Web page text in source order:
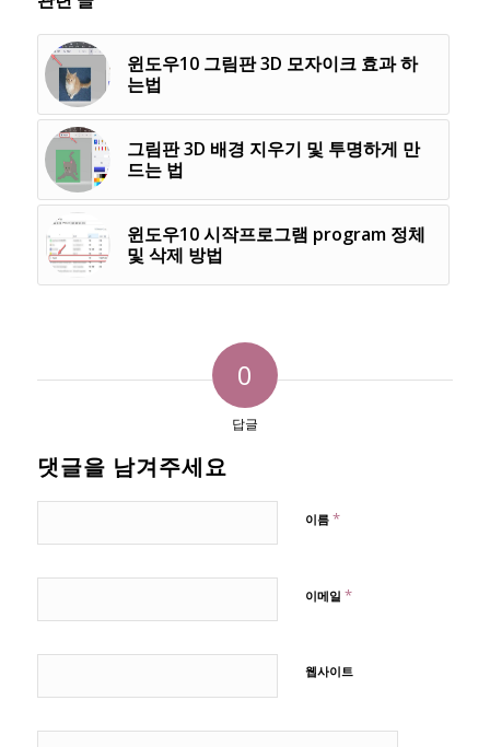
윈도우10 그림판 3D 모자이크 효과 하
는법
그림판 3D 배경 지우기 및 투명하게 만
드는 법
윈도우10 시작프로그램 program 정체
및 삭제 방법
0
답글
댓글을 남겨주세요
이름 *
이메일 *
웹사이트